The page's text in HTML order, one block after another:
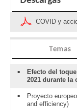
COVID y
Temas
Efecto del
2021 durante la
Proyecto
and efficiency)